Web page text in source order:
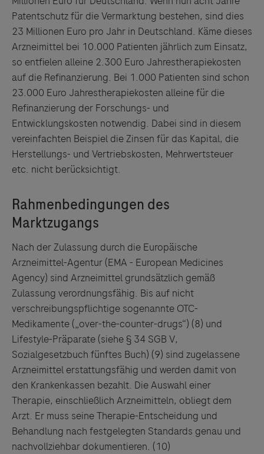
Patentschutz für die Vermarktung bestehen, sind dies
23 Millionen Euro pro Jahr in Deutschland. Käme dieses
Arzneimittel bei 10.000 Patienten jährlich zum Einsatz,
so entfielen alleine 2.300 Euro Jahrestherapiekosten
auf die Refinanzierung. Bei 1.000 Patienten sind schon
23.000 Euro Jahrestherapiekosten alleine für die
Refinanzierung der Forschungs- und
Entwicklungskosten notwendig. Dabei sind in diesem
vereinfachten Beispiel die Zinsen für das Kapital, die
Herstellungs- und Vertriebskosten, Mehrwertsteuer
etc. nicht berücksichtigt.
Nach der Zulassung durch die Europäische
Arzneimittel-Agentur (EMA - European Medicines
Agency) sind Arzneimittel grundsätzlich gemäß
Zulassung verordnungsfähig. Bis auf nicht
verschreibungspflichtige sogenannte OTC-
Medikamente („over-the-counter-drugs“) (8) und
Lifestyle-Präparate (siehe § 34 SGB V,
Sozialgesetzbuch fünftes Buch) (9) sind zugelassene
Arzneimittel erstattungsfähig und werden damit von
den Krankenkassen bezahlt. Die Auswahl einer
Therapie, einschließlich Arzneimitteln, obliegt dem
Arzt. Er muss seine Therapie-Entscheidung und
Behandlung nach festgelegten Standards genau und
nachvollziehbar dokumentieren. (10)